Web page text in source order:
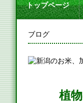
トップページ
ブログ
植